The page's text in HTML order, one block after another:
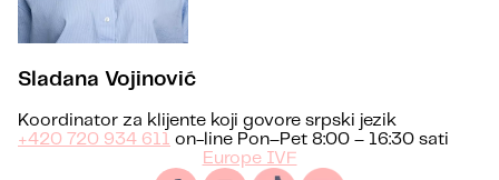
Sladana Vojinović
Koordinator za klijente koji govore srpski jezik
+420 720 934 611 on-line Pon–Pet 8:00 – 16:30 sati
Europe IVF